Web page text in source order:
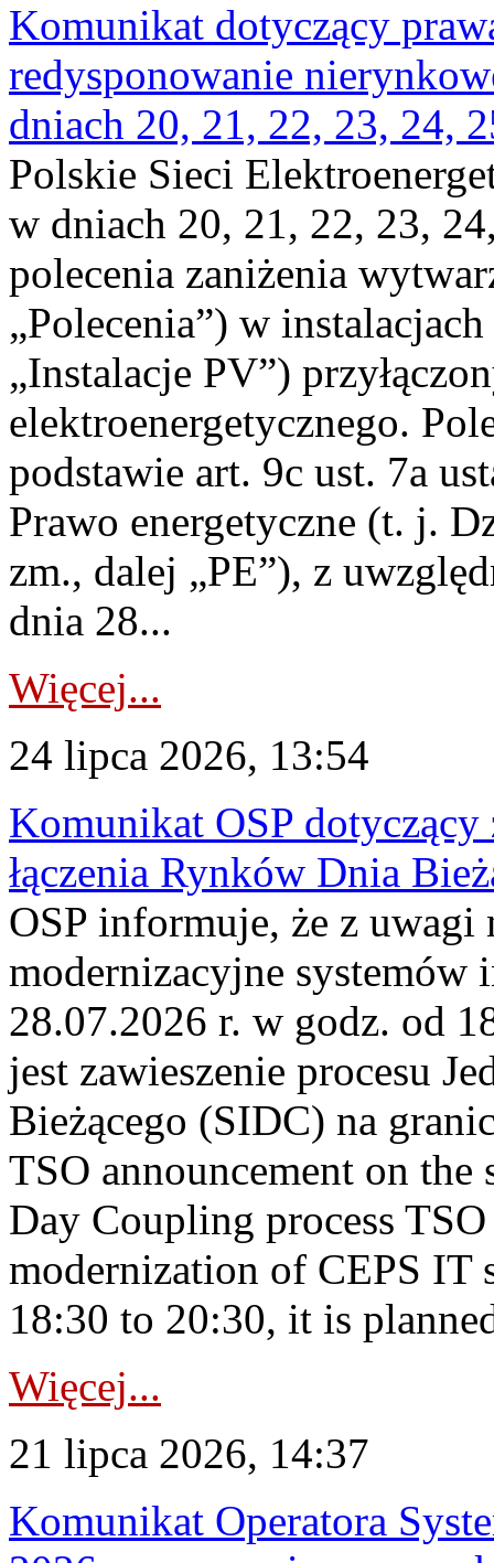
Komunikat dotyczący
redysponowanie
dniach 20, 21, 22, 23, 24,
Polskie Sieci
w dniach 20, 21, 22, 23,
polecenia zaniżenia
„Polecenia”) w
„Instalacje PV”)
elektroenergetycznego.
podstawie art. 9c ust. 7a
Prawo energetyczne (t. j.
zm., dalej „PE”), z
dnia 28...
Więcej...
24 lipca 2026, 13:54
Komunikat OSP dotyczący
łączenia Rynków Dnia
OSP informuje, że z uwagi
modernizacyjne
28.07.2026 r. w godz. od
jest zawieszenie procesu
Bieżącego (SIDC) na
TSO announcement on
Day Coupling process
modernization of CEPS IT
18:30 to 20:30, it is
Więcej...
21 lipca 2026, 14:37
Komunikat Operatora